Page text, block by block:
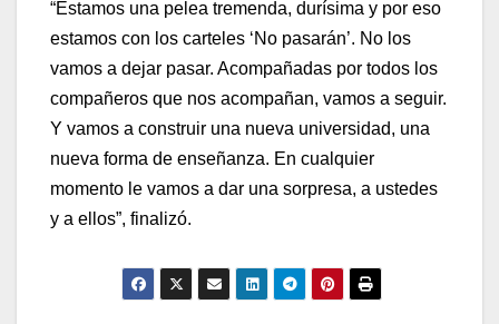
“Estamos una pelea tremenda, durísima y por eso
estamos con los carteles ‘No pasarán’. No los
vamos a dejar pasar. Acompañadas por todos los
compañeros que nos acompañan, vamos a seguir.
Y vamos a construir una nueva universidad, una
nueva forma de enseñanza. En cualquier
momento le vamos a dar una sorpresa, a ustedes
y a ellos”, finalizó.